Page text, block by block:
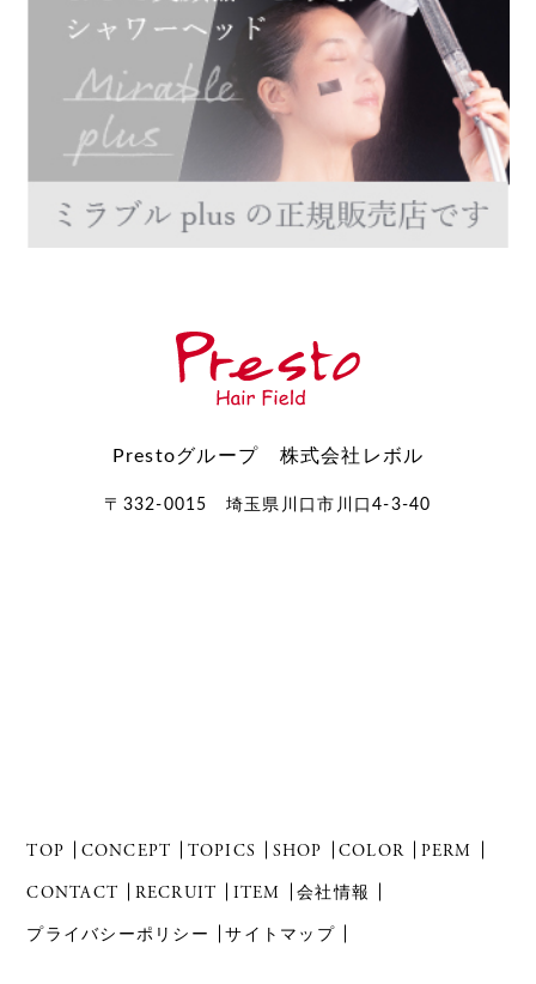
Prestoグループ 株式会社レボル
〒332-0015 埼玉県川口市川口4-3-40
TOP CONCEPT TOPICS SHOP COLOR
PERM
CONTACT
RECRUIT ITEM 会社情報
プライバシーポリシー サイトマップ